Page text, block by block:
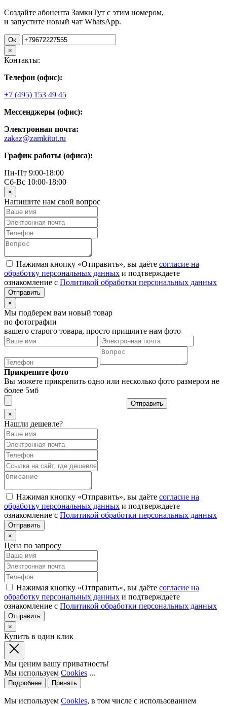
Создайте абонента ЗамкиТут с этим номером,
и запустите новый чат WhatsApp.
Ок
×
Контакты:
Телефон (офис):
+7 (495) 153 49 45
Мессенджеры (офис):
Электронная почта:
zakaz@zamkitut.ru
График работы (офиса):
Пн-Пт 9:00-18:00
Сб-Вс 10:00-18:00
×
Напишите нам свой вопрос
Нажимая кнопку «Отправить», вы даёте согласие на
обработку персональных данных и подтверждаете
ознакомление с Политикой обработки персональных данных
×
Мы подберем вам новый товар
по фотографии
вашего старого товара, просто пришлите нам фото
Прикрепите фото
Вы можете прикрепить одно или несколько фото размером не
более 5мб
Отправить
×
Нашли дешевле?
Нажимая кнопку «Отправить», вы даёте согласие на
обработку персональных данных и подтверждаете
ознакомление с Политикой обработки персональных данных
×
Цена по запросу
Нажимая кнопку «Отправить», вы даёте согласие на
обработку персональных данных и подтверждаете
ознакомление с Политикой обработки персональных данных
×
Купить в один клик
Мы ценим вашу приватность!
Мы используем Cookies ...
Подробнее Принять
Мы используем Cookies, в том числе с использованием